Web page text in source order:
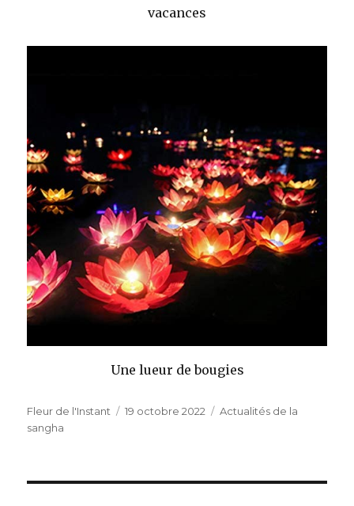
vacances
Une lueur de bougies
Auteur
Fleur de l'Instant
Publié
19 octobre 2022 Catégories
Actualités de la
sangha